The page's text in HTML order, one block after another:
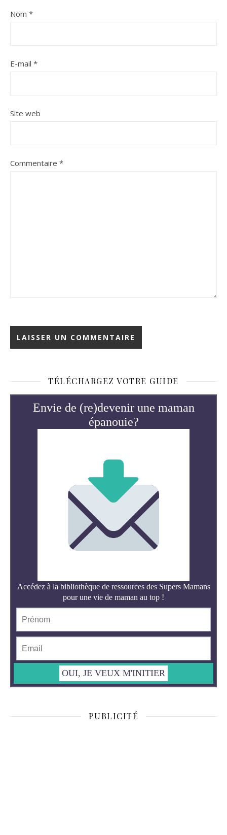
Nom *
E-mail *
Site web
Commentaire *
TÉLÉCHARGEZ VOTRE GUIDE
PUBLICITÉ